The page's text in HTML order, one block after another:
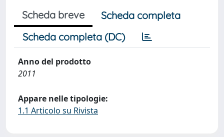
Scheda breve
Scheda completa
Scheda completa (DC)
Anno del prodotto
2011
Appare nelle tipologie:
1.1 Articolo su Rivista